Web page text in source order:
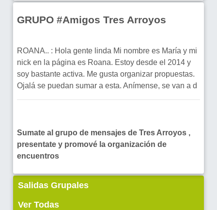
GRUPO #Amigos Tres Arroyos
ROANA.. : Hola gente linda Mi nombre es María y mi
nick en la página es Roana. Estoy desde el 2014 y
soy bastante activa. Me gusta organizar propuestas.
Ojalá se puedan sumar a esta. Anímense, se van a d
Sumate al grupo de mensajes de Tres Arroyos ,
presentate y promové la organización de
encuentros
Salidas Grupales
Ver Todas